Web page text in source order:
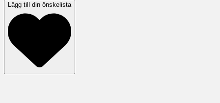
Lägg till din önskelista